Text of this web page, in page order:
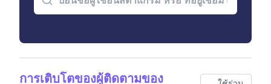
การเติบโตของผู้ติดตามของ